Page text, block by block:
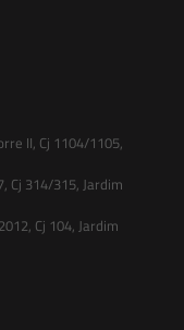
II, Cj 1104/1105,
Cj 314/315, Jardim
Cj 104, Jardim